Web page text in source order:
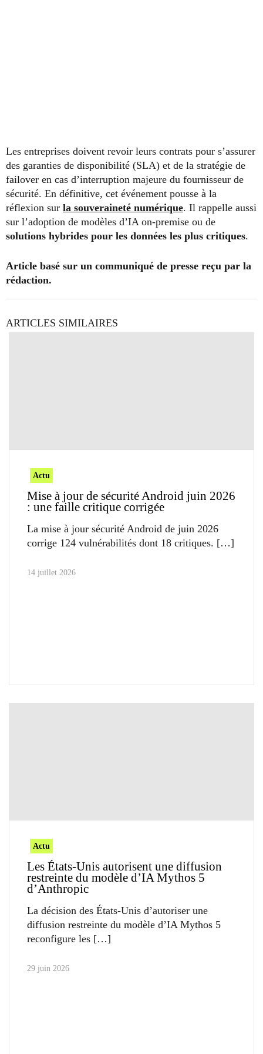
Les entreprises doivent revoir leurs contrats pour s’assurer
des garanties de disponibilité (SLA) et de la stratégie de
failover en cas d’interruption majeure du fournisseur de
sécurité. En définitive, cet événement pousse à la
réflexion sur la souveraineté numérique. Il rappelle aussi
sur l’adoption de modèles d’IA on-premise ou de
solutions hybrides pour les données les plus critiques.
Article basé sur un communiqué de presse reçu par la
rédaction.
ARTICLES SIMILAIRES
Actu
Mise à jour de sécurité Android juin 2026
: une faille critique corrigée
La mise à jour sécurité Android de juin 2026
corrige 124 vulnérabilités dont 18 critiques.
14 juillet 2026
Actu
Les États-Unis autorisent une diffusion
restreinte du modèle d’IA Mythos 5
d’Anthropic
La décision des États-Unis d’autoriser une
diffusion restreinte du modèle d’IA Mythos 5
reconfigure les
29 juin 2026